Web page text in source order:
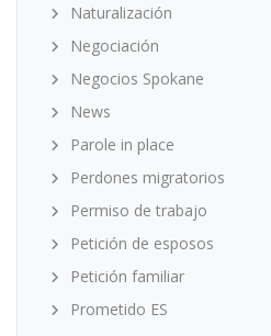
Naturalización
Negociación
Negocios Spokane
News
Parole in place
Perdones migratorios
Permiso de trabajo
Petición de esposos
Petición familiar
Prometido ES